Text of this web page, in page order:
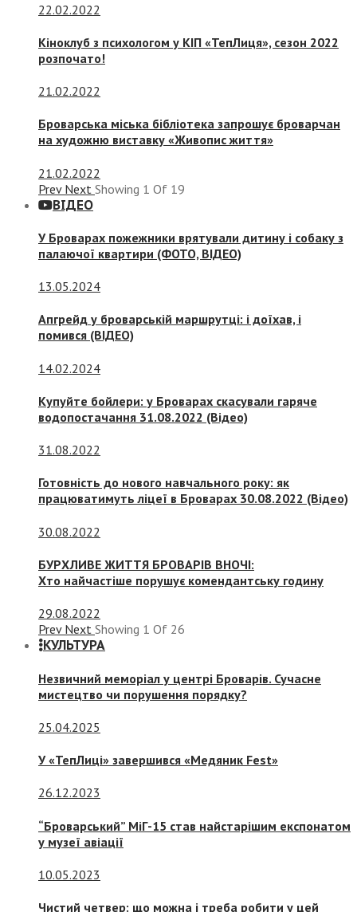
22.02.2022
Кіноклуб з психологом у КІП «ТепЛиця», сезон 2022
розпочато!
21.02.2022
Броварська міська бібліотека запрошує броварчан
на художню виставку «Живопис життя»
21.02.2022
Prev Next Showing 1 Of 19
ВІДЕО
У Броварах пожежники врятували дитину і собаку з
палаючої квартири (ФОТО, ВІДЕО)
13.05.2024
Апгрейд у броварській маршрутці: і доїхав, і
помився (ВІДЕО)
14.02.2024
Купуйте бойлери: у Броварах скасували гаряче
водопостачання 31.08.2022 (Відео)
31.08.2022
Готовність до нового навчального року: як
працюватимуть ліцеї в Броварах 30.08.2022 (Відео)
30.08.2022
БУРХЛИВЕ ЖИТТЯ БРОВАРІВ ВНОЧІ:
Хто найчастіше порушує комендантську годину
29.08.2022
Prev Next Showing 1 Of 26
КУЛЬТУРА
Незвичний меморіал у центрі Броварів. Сучасне
мистецтво чи порушення порядку?
25.04.2025
У «ТепЛиці» завершився «Медяник Fest»
26.12.2023
“Броварський” МіГ-15 став найстарішим експонатом
у музеї авіації
10.05.2023
Чистий четвер: що можна і треба робити у цей